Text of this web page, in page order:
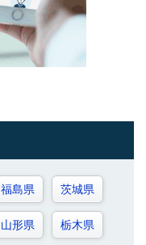
福島県 茨城県
山形県 栃木県